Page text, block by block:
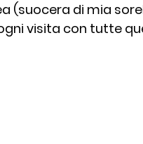
(suocera di mia
visita con tutte